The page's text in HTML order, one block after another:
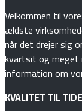
Velkommen til
ældste
når det drejer sig
kvartsit og meget
information om
KVALITET TIL